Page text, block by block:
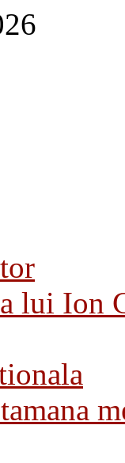
lui Ion